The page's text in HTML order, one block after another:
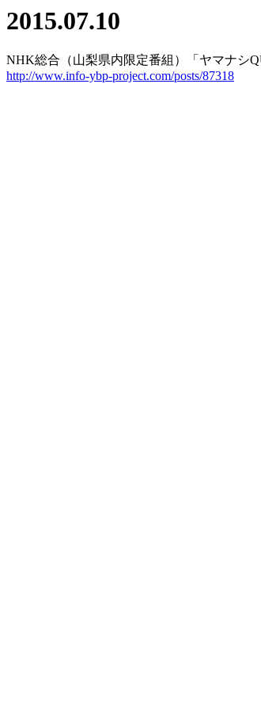
2015.07.10
NHK総合（山梨県内限定番組）「ヤマナシ
http://www.info-ybp-project.com/posts/87318